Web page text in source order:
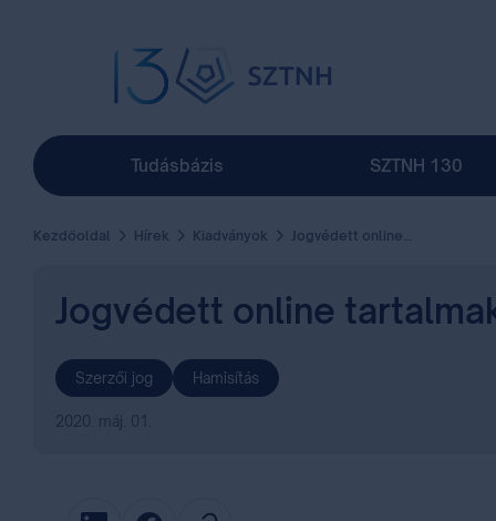
Tudásbázis SZTNH 130
Kezdőoldal Hírek Kiadványok Jogvédett online tartalmak, hamisított termékek 1.
Jogvédett online
Szerzői jog Hamisítás
2020. máj. 01.